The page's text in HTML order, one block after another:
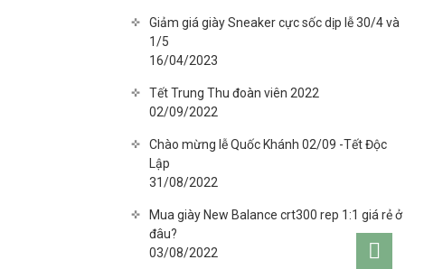
Giảm giá giày Sneaker cực sốc dịp lễ 30/4 và
1/5
16/04/2023
Tết Trung Thu đoàn viên 2022
02/09/2022
Chào mừng lễ Quốc Khánh 02/09 -Tết Độc
Lập
31/08/2022
Mua giày New Balance crt300 rep 1:1 giá rẻ ở
đâu?
03/08/2022
Go
to